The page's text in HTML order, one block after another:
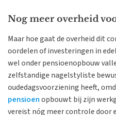
Nog meer overheid
Maar hoe gaat de overheid dit
oordelen of investeringen in
wel onder pensioenopbouw
zelfstandige nagelstyliste
oudedagsvoorziening heeft,
pensioenopbouwt bij zijn
vereist nóg meer controle door